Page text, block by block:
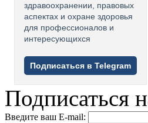
здравоохранении, правовых
аспектах и охране здоровья
для профессионалов и
интересующихся
Подписаться в Telegram
Подписаться
Введите ваш E-mail: